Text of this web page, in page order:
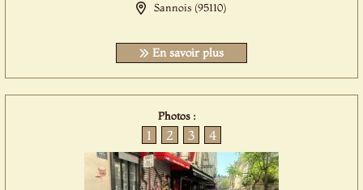
Sannois (95110)
En savoir plus
Photos :
1 2 3 4